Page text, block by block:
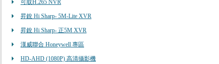
可取H.265 NVR
昇銳 Hi Sharp- 5M-Lite XVR
昇銳 Hi Sharp- 正5M XVR
漢威聯合 Honeywell 專區
HD-AHD (1080P) 高清攝影機